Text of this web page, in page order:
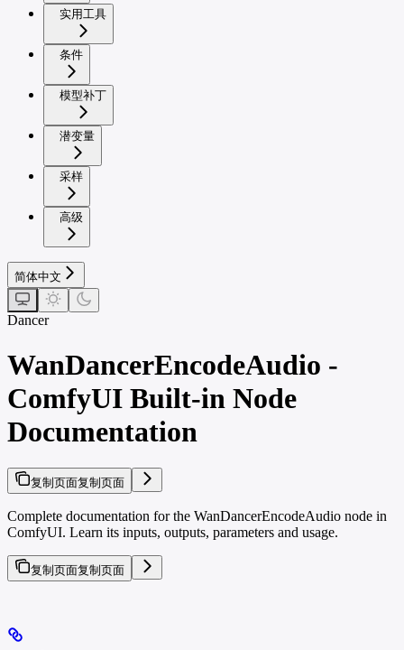
实用工具
条件
模型补丁
潜变量
采样
高级
简体中文
Dancer
WanDancerEncodeAudio -
ComfyUI Built-in Node
Documentation
复制页面复制页面
Complete documentation for the WanDancerEncodeAudio node in
ComfyUI. Learn its inputs, outputs, parameters and usage.
复制页面复制页面